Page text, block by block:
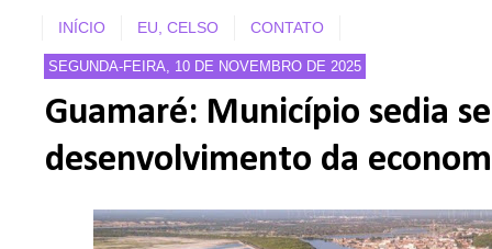
INÍCIO EU, CELSO CONTATO
SEGUNDA-FEIRA, 10 DE NOVEMBRO DE 2025
Guamaré: Município sedia
desenvolvimento da